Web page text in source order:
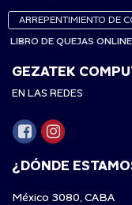
ARREPENTIMIENTO DE
LIBRO DE QUEJAS ONLINE
GEZATEK
EN LAS REDES
¿DÓNDE
México 3080, CABA